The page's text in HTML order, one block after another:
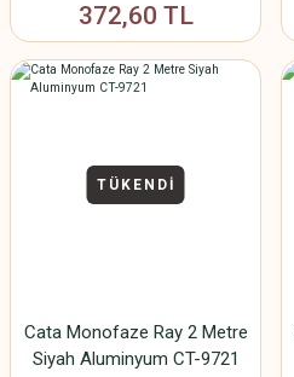
372,60 TL
TÜKENDİ
Cata Monofaze Ray 2 Metre
Siyah Aluminyum CT-9721